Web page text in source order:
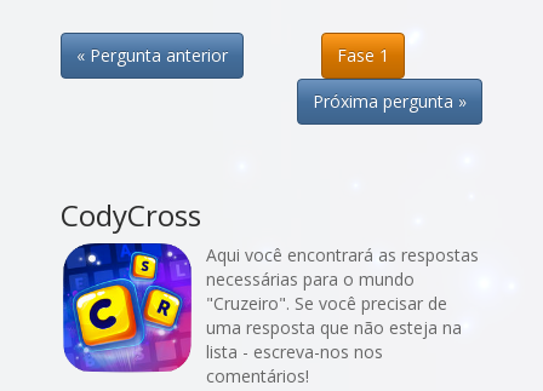
« Pergunta anterior
Fase 1
Próxima pergunta »
CodyCross
Aqui você encontrará as respostas
necessárias para o mundo
"Cruzeiro". Se você precisar de
uma resposta que não esteja na
lista - escreva-nos nos
comentários!